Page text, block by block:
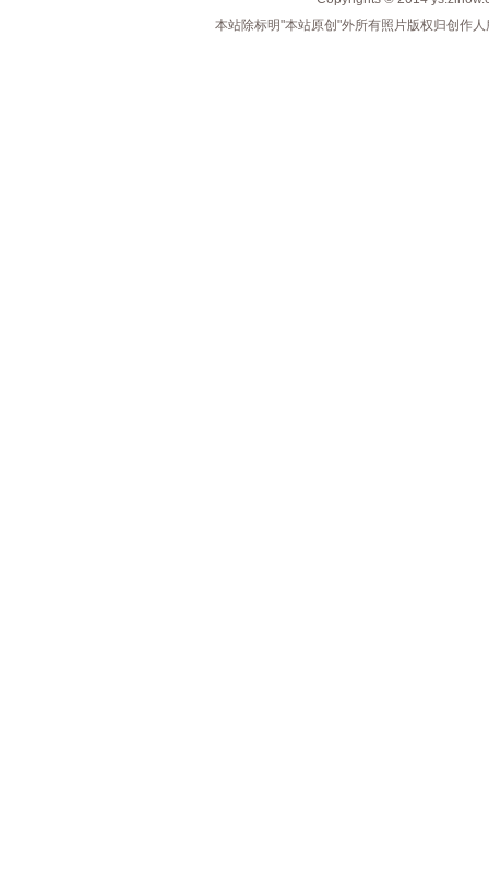
本站除标明"本站原创"外所有照片版权归创作